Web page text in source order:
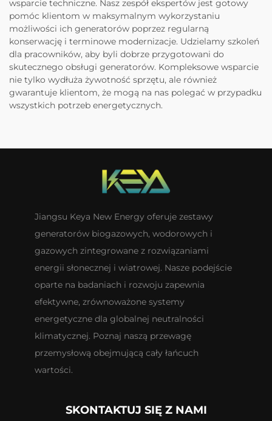
wsparcie techniczne. Nasz zespół ekspertów jest gotowy
pomóc klientom w maksymalnym wykorzystaniu
możliwości ich generatorów poprzez regularną
konserwację i terminowe modernizacje. Udzielamy szkoleń
dla pracowników, aby byli dobrze przygotowani do
skutecznego obsługi generatorów. Kompleksowe wsparcie
nie tylko wydłuża żywotność sprzętu, ale również
gwarantuje klientom, że mogą na nas polegać w przypadku
wszystkich potrzeb energetycznych.
Jiangsu Keya New Energy oferuje zestawy
generatorów biogazowych, wodorowych i
gazowych zintegrowane z rozwiązaniami
energii słonecznej i wiatrowej. Nasze podejście
oparte na badaniach i rozwoju zapewnia
efektywne, zrównoważone systemy
energetyczne dla globalnej neutralności
klimatycznej. Poznaj naszą przewagę
przemysłową obejmującą cały łańcuch
wartości.
SKONTAKTUJ SIĘ Z NAMI